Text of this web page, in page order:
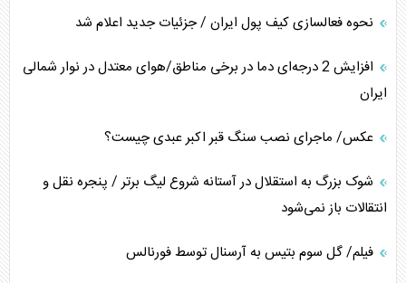
نحوه فعالسازی کیف پول ایران / جزئیات جدید اعلام شد
افزایش 2 درجه‌ای دما در برخی مناطق/هوای معتدل در نوار شمالی
ایران
عکس/ ماجرای نصب سنگ قبر اکبر عبدی چیست؟
شوک بزرگ به استقلال در آستانه شروع لیگ برتر / پنجره نقل و
انتقالات باز نمی‌شود
فیلم/ گل سوم بتیس به آرسنال توسط فورنالس